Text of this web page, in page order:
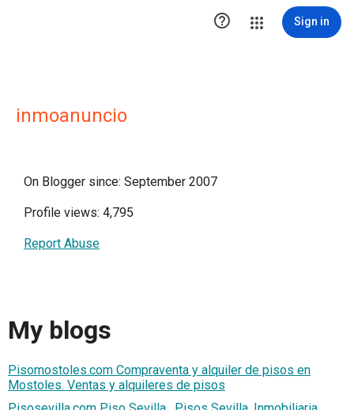
 Sign in
inmoanuncio
On Blogger since: September 2007
Profile views: 4,795
Report Abuse
My blogs
Pisomostoles.com Compraventa y alquiler de pisos en
Mostoles. Ventas y alquileres de pisos